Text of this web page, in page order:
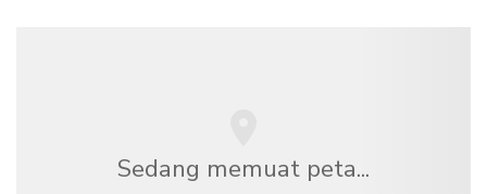
Sedang memuat peta...